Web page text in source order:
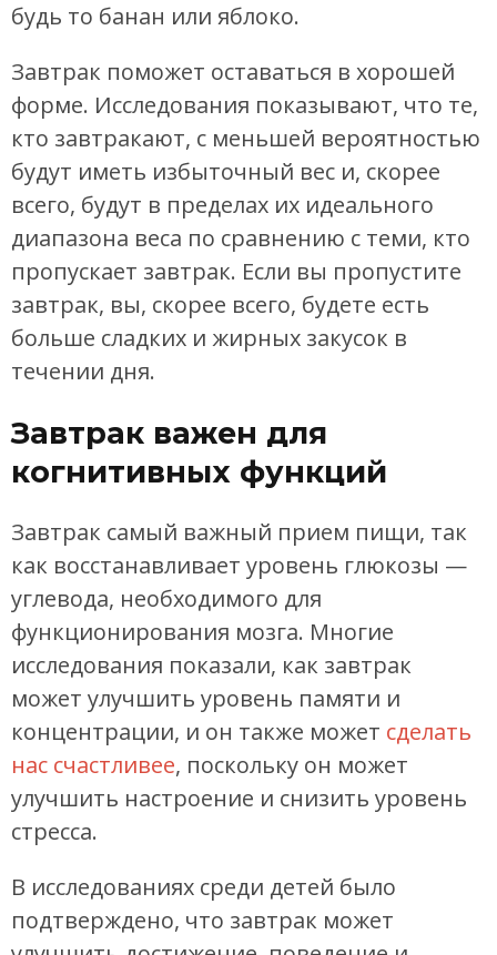
будь то банан или яблоко.
Завтрак поможет оставаться в хорошей
форме. Исследования показывают, что те,
кто завтракают, с меньшей вероятностью
будут иметь избыточный вес и, скорее
всего, будут в пределах их идеального
диапазона веса по сравнению с теми, кто
пропускает завтрак. Если вы пропустите
завтрак, вы, скорее всего, будете есть
больше сладких и жирных закусок в
течении дня.
Завтрак важен для
когнитивных функций
Завтрак самый важный прием пищи, так
как восстанавливает уровень глюкозы —
углевода, необходимого для
функционирования мозга. Многие
исследования показали, как завтрак
может улучшить уровень памяти и
концентрации, и он также может сделать
нас счастливее, поскольку он может
улучшить настроение и снизить уровень
стресса.
В исследованиях среди детей было
подтверждено, что завтрак может